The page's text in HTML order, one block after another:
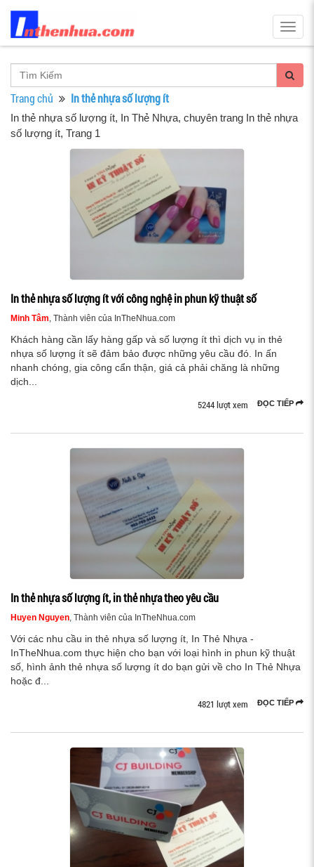
Trang chủ In thẻ nhựa số lượng ít
In thẻ nhựa số lượng ít, In Thẻ Nhựa, chuyên trang In thẻ nhựa
số lượng ít, Trang 1
In thẻ nhựa số lượng ít với công nghệ in phun kỹ thuật số
Minh Tâm, Thành viên của InTheNhua.com
Khách hàng cần lấy hàng gấp và số lượng ít thì dịch vụ in thẻ
nhựa số lượng ít sẽ đảm bảo được những yêu cầu đó. In ấn
nhanh chóng, gia công cẩn thận, giá cả phải chăng là những
dịch...
ĐỌC TIẾP
5244 lượt xem
In thẻ nhựa số lượng ít, in thẻ nhựa theo yêu cầu
Huyen Nguyen, Thành viên của InTheNhua.com
Với các nhu cầu in thẻ nhựa số lượng ít, In Thẻ Nhựa -
InTheNhua.com thực hiện cho bạn với loại hình in phun kỹ thuật
số, hình ảnh thẻ nhựa số lượng ít do bạn gửi về cho In Thẻ Nhựa
hoặc đ...
ĐỌC TIẾP
4821 lượt xem